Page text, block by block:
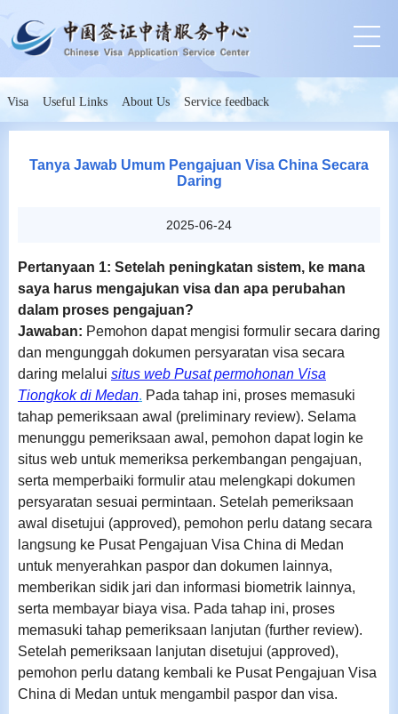
Visa Useful Links About Us Service feedback
Tanya Jawab Umum Pengajuan Visa China Secara
Daring
2025-06-24
Pertanyaan 1: Setelah peningkatan sistem, ke mana
saya harus mengajukan visa dan apa perubahan
dalam proses pengajuan?
Jawaban: Pemohon dapat mengisi formulir secara daring
dan mengunggah dokumen persyaratan visa secara
daring melalui situs web Pusat permohonan Visa
Tiongkok di Medan. Pada tahap ini, proses memasuki
tahap pemeriksaan awal (preliminary review). Selama
menunggu pemeriksaan awal, pemohon dapat login ke
situs web untuk memeriksa perkembangan pengajuan,
serta memperbaiki formulir atau melengkapi dokumen
persyaratan sesuai permintaan. Setelah pemeriksaan
awal disetujui (approved), pemohon perlu datang secara
langsung ke Pusat Pengajuan Visa China di Medan
untuk menyerahkan paspor dan dokumen lainnya,
memberikan sidik jari dan informasi biometrik lainnya,
serta membayar biaya visa. Pada tahap ini, proses
memasuki tahap pemeriksaan lanjutan (further review).
Setelah pemeriksaan lanjutan disetujui (approved),
pemohon perlu datang kembali ke Pusat Pengajuan Visa
China di Medan untuk mengambil paspor dan visa.